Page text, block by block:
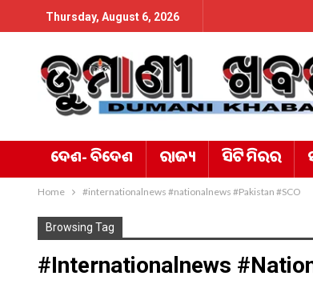
Thursday, August 6, 2026
ଦେଶ- ବିଦେଶ ରାଜ୍ୟ ସିଟି ମିରର
Home #internationalnews #nationalnews #Pakistan #SCO
Browsing Tag
#internationalnews